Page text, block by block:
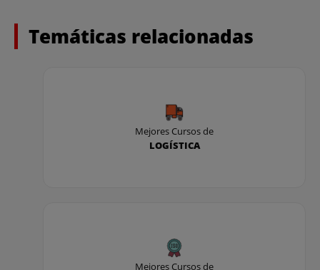
5. Gestión de stock .
Precios de las acciones
Temáticas relacionadas
Mejores Cursos de
LOGÍSTICA
Mejores Cursos de